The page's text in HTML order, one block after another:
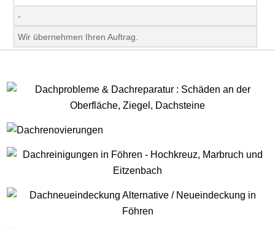
-
Wir übernehmen Ihren Auftrag.